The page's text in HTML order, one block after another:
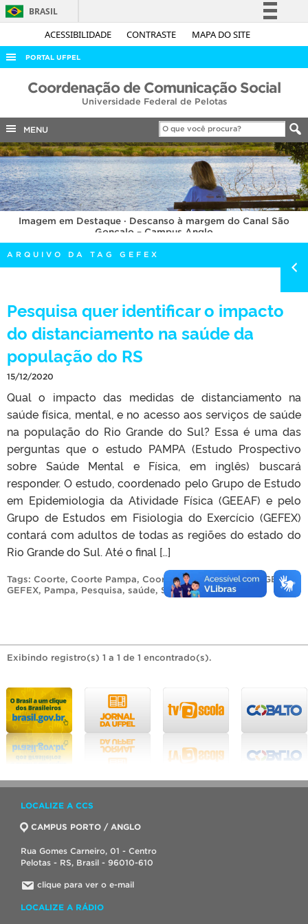
ACESSIBILIDADE CONTRASTE MAPA DO SITE
BRASIL
Simplifique!
Acesso à informação
Legislação
Canais
PORTAL UFPEL
ACESSO À INFORMAÇÃO
COBALTO
CONCURSOS
EDITAIS
INTERNACIONAL
OUVIDORIA
PORTARIAS
TELEFONES
Coordenação de Comunicação Social
Universidade Federal de Pelotas
MENU
Imagem em Destaque · Descanso à margem do Canal São
Gonçalo – Campus Anglo
ARQUIVO DA TAG GEFEX
Pesquisa quer identificar o impacto
do distanciamento na saúde da
população do RS
15/12/2020
Qual o impacto das medidas de distanciamento na
saúde física, mental, e no acesso aos serviços de saúde
na população do Rio Grande do Sul? Essa é uma das
perguntas que o estudo PAMPA (Estudo Prospectivo
sobre Saúde Mental e Física, em inglês) buscará
responder. O estudo, coordenado pelo Grupo de Estudo
em Epidemiologia da Atividade Física (GEEAF) e pelo
Grupo de Estudos em Fisiologia do Exercício (GEFEX)
contará com adultos de todas as regiões do estado do
Rio Grande do Sul. Até o final […]
Tags: Coorte, Coorte Pampa, Coortes,Educação Física, GEEAF
GEFEX, Pampa, Pesquisa, saúde, Saúde Mental.
Exibindo registro(s) 1 a 1 de 1 encontrado(s).
LOCALIZE A CCS
CAMPUS PORTO / ANGLO
Rua Gomes Carneiro, 01 - Centro
Pelotas - RS, Brasil - 96010-610
clique para ver o e-mail
LOCALIZE A RÁDIO